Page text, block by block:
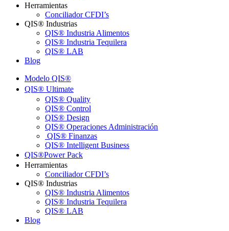
Herramientas
Conciliador CFDI’s
QIS® Industrias
QIS® Industria Alimentos
QIS® Industria Tequilera
QIS® LAB
Blog
Modelo QIS®ㅤ
QIS® Ultimateㅤ
QIS® Quality
QIS® Control
QIS® Design
QIS® Operaciones Administración
QIS® Finanzas
QIS® Intelligent Business
QIS®ㅤPower Pack
Herramientas
Conciliador CFDI’s
QIS® Industrias
QIS® Industria Alimentos
QIS® Industria Tequilera
QIS® LAB
Blog